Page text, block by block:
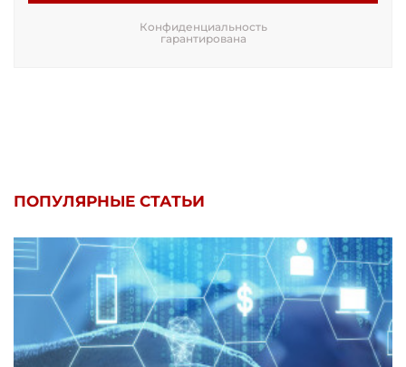
Конфиденциальность
гарантирована
ПОПУЛЯРНЫЕ СТАТЬИ